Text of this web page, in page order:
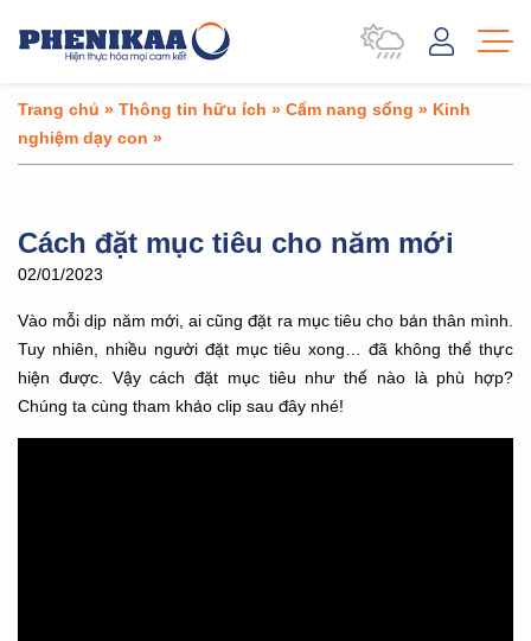
Trang chủ » Thông tin hữu ích » Cẩm nang sống » Kinh
nghiệm dạy con »
Cách đặt mục tiêu cho năm mới
02/01/2023
Vào mỗi dịp năm mới, ai cũng đặt ra mục tiêu cho bản thân mình.
Tuy nhiên, nhiều người đặt mục tiêu xong… đã không thể thực
hiện được. Vậy cách đặt mục tiêu như thế nào là phù hợp?
Chúng ta cùng tham khảo clip sau đây nhé!